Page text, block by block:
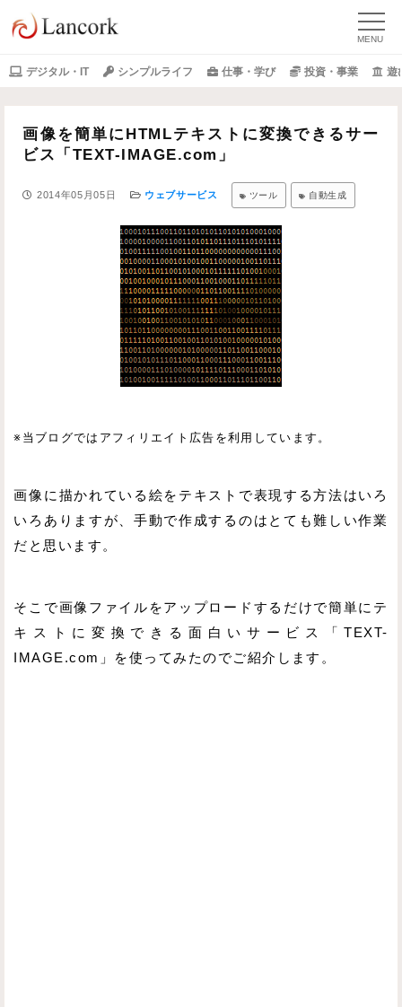
デジタル・IT シンプルライフ 仕事・学び 投資・事業 遊
画像を簡単にHTMLテキストに変換できるサー
ビス「TEXT-IMAGE.com」
2014年05月05日 ウェブサービス ツール 自動生成
※当ブログではアフィリエイト広告を利用しています。
画像に描かれている絵をテキストで表現する方法はいろ
いろありますが、手動で作成するのはとても難しい作業
だと思います。
そこで画像ファイルをアップロードするだけで簡単にテ
キストに変換できる面白いサービス「TEXT-
IMAGE.com」を使ってみたのでご紹介します。